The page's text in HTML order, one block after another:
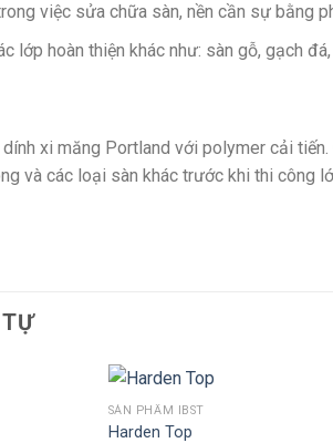
việc sửa chữa sàn, nền cần sự bằng
lớp hoàn thiện khác như: sàn gỗ, gạch
xi măng Portland với polymer cải
và các loại sàn khác trước khi thi công
THÊM VÀO GIỎ HÀNG
SẢN PHẨM IBST
Harden Top